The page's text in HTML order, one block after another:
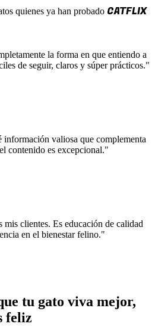
quienes ya han probado CATFLIX
la forma en que entiendo a
de seguir, claros y súper prácticos."
valiosa que complementa
contenido es excepcional."
clientes. Es educación de calidad
en el bienestar felino."
tu gato viva mejor,
feliz